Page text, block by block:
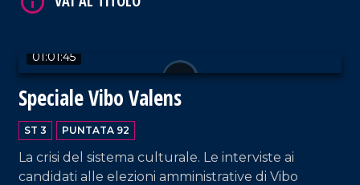
01:01:45
Speciale Vibo Valens
ST 3 PUNTATA 92
La crisi del sistema culturale. Le interviste ai
candidati alle elezioni amministrative di Vibo
VAI AL TITOLO